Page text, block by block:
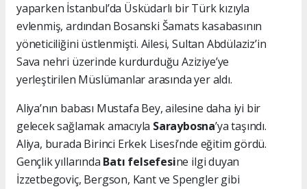
yaparken İstanbul’da Üsküdarlı bir Türk kızıyla
evlenmiş, ardından Bosanski Šamats kasabasının
yöneticiliğini üstlenmişti. Ailesi, Sultan Abdülaziz’in
Sava nehri üzerinde kurdurduğu Aziziye’ye
yerleştirilen Müslümanlar arasında yer aldı.
Aliya’nın babası Mustafa Bey, ailesine daha iyi bir
gelecek sağlamak amacıyla Saraybosna’ya taşındı.
Aliya, burada Birinci Erkek Lisesi’nde eğitim gördü.
Gençlik yıllarında Batı felsefesine ilgi duyan
İzzetbegoviç, Bergson, Kant ve Spengler gibi